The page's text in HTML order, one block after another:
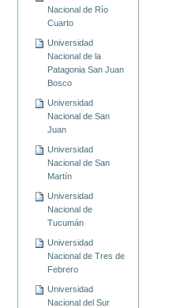
Nacional de Río
Cuarto
Universidad
Nacional de la
Patagonia San Juan
Bosco
Universidad
Nacional de San
Juan
Universidad
Nacional de San
Martín
Universidad
Nacional de
Tucumán
Universidad
Nacional de Tres de
Febrero
Universidad
Nacional del Sur